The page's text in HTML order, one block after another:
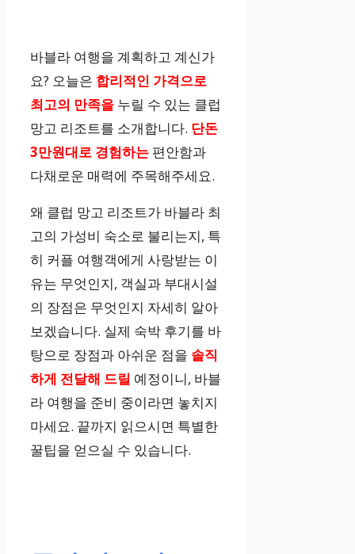
바블라 여행을 계획하고 계신가
요? 오늘은 합리적인 가격으로
최고의 만족을 누릴 수 있는 클럽
망고 리조트를 소개합니다. 단돈
3만원대로 경험하는 편안함과
다채로운 매력에 주목해주세요.
왜 클럽 망고 리조트가 바블라 최
고의 가성비 숙소로 불리는지, 특
히 커플 여행객에게 사랑받는 이
유는 무엇인지, 객실과 부대시설
의 장점은 무엇인지 자세히 알아
보겠습니다. 실제 숙박 후기를 바
탕으로 장점과 아쉬운 점을 솔직
하게 전달해 드릴 예정이니, 바블
라 여행을 준비 중이라면 놓치지
마세요. 끝까지 읽으시면 특별한
꿀팁을 얻으실 수 있습니다.